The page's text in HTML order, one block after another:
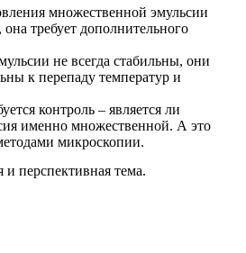
множественной эмульсии
требует дополнительного
не всегда стабильны, они
к перепаду температур и
контроль – является ли
именно множественной. А это
микроскопии.
перспективная тема.